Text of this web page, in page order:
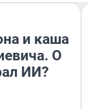
и каша
О
ИИ?